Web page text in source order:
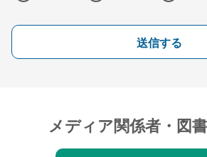
送信する
メディア関係者・図